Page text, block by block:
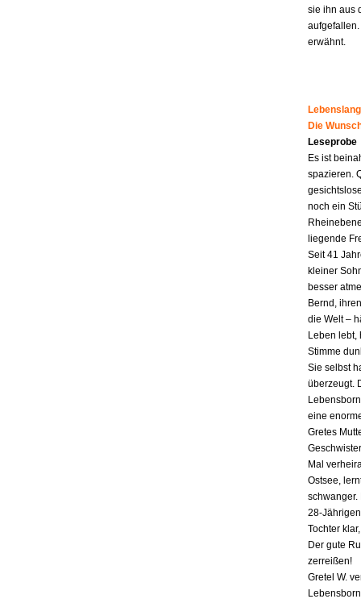
sie ihn aus
erwähnt.
Die
Leseprobe
Es ist
spazieren.
noch ein
liegende
Seit 41
kleiner
besser
Bernd,
die Welt –
Leben lebt,
Stimme
Sie selbst
überzeugt.
eine
Gretes
Mal
Ostsee,
schwanger.
28-
Tochter
Der gute
zerreißen!
Gretel W.